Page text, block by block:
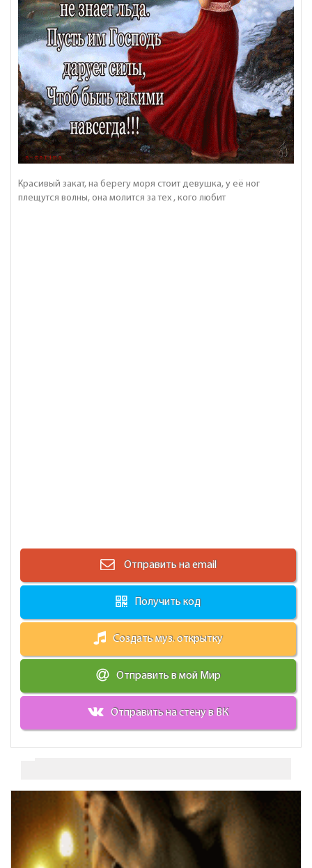
Красивый закат, на берегу моря стоит девушка, у её ног
плещутся волны, она молится за тех , кого любит
Отправить на email
Получить код
Создать муз. открытку
Отправить в мой Мир
Отправить на стену в ВК